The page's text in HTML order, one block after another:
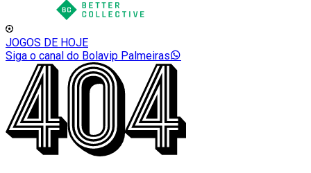
JOGOS DE HOJE
Siga o canal do Bolavip Palmeiras